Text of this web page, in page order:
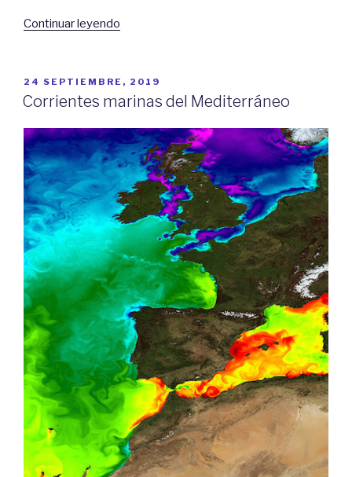
Continuar leyendo
Barcelona
2019»
PUBLICADO
EL
24 SEPTIEMBRE, 2019
Corrientes marinas del Mediterráneo